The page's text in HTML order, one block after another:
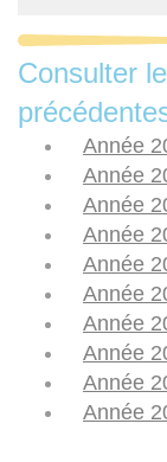
Consulter
Année
Année
Année
Année
Année
Année
Année
Année
Année
Année